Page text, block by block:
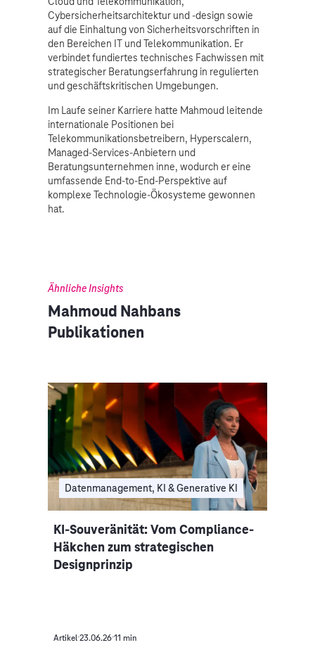
Cybersicherheitsarchitektur und -design sowie
auf die Einhaltung von Sicherheitsvorschriften in
den Bereichen IT und Telekommunikation. Er
verbindet fundiertes technisches Fachwissen mit
strategischer Beratungserfahrung in regulierten
und geschäftskritischen Umgebungen.
Im Laufe seiner Karriere hatte Mahmoud leitende
internationale Positionen bei
Telekommunikationsbetreibern, Hyperscalern,
Managed-Services-Anbietern und
Beratungsunternehmen inne, wodurch er eine
umfassende End-to-End-Perspektive auf
komplexe Technologie-Ökosysteme gewonnen
hat.
Ähnliche Insights
Mahmoud Nahbans
Publikationen
Datenmanagement, KI & Generative KI
KI-Souveränität: Vom Compliance-
Häkchen zum strategischen
Designprinzip
Artikel 23.06.26 11 min